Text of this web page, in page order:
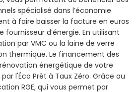
spécialisé dans l’économie
à faire baisser la facture en euros
fournisseur d’énergie. En utilisant
par VMC ou la laine de verre
thermique. Le financement des
énergétique de votre
l'Éco Prêt à Taux Zéro. Grâce au
RGE, qui vous permet par